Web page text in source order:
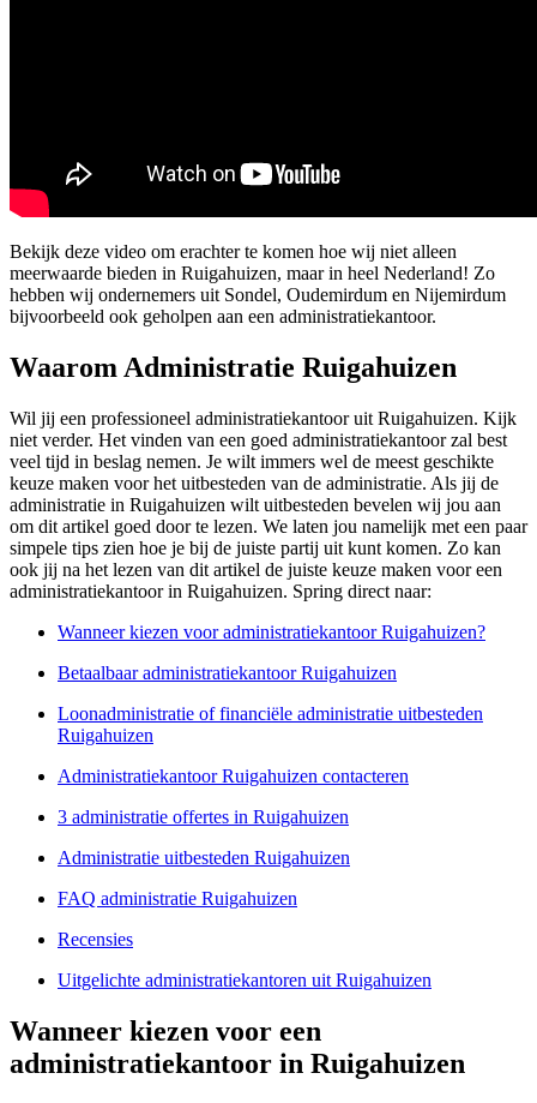
Bekijk deze video om erachter te komen hoe wij niet alleen
meerwaarde bieden in Ruigahuizen, maar in heel Nederland! Zo
hebben wij ondernemers uit Sondel, Oudemirdum en Nijemirdum
bijvoorbeeld ook geholpen aan een administratiekantoor.
Waarom Administratie Ruigahuizen
Wil jij een professioneel administratiekantoor uit Ruigahuizen. Kijk
niet verder. Het vinden van een goed administratiekantoor zal best
veel tijd in beslag nemen. Je wilt immers wel de meest geschikte
keuze maken voor het uitbesteden van de administratie. Als jij de
administratie in Ruigahuizen wilt uitbesteden bevelen wij jou aan
om dit artikel goed door te lezen. We laten jou namelijk met een paar
simpele tips zien hoe je bij de juiste partij uit kunt komen. Zo kan
ook jij na het lezen van dit artikel de juiste keuze maken voor een
administratiekantoor in Ruigahuizen. Spring direct naar:
Wanneer kiezen voor administratiekantoor Ruigahuizen?
Betaalbaar administratiekantoor Ruigahuizen
Loonadministratie of financiële administratie uitbesteden
Ruigahuizen
Administratiekantoor Ruigahuizen contacteren
3 administratie offertes in Ruigahuizen
Administratie uitbesteden Ruigahuizen
FAQ administratie Ruigahuizen
Recensies
Uitgelichte administratiekantoren uit Ruigahuizen
Wanneer kiezen voor een
administratiekantoor in Ruigahuizen